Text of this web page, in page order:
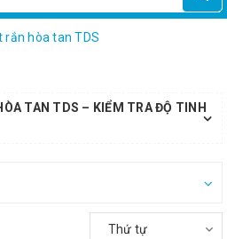
rắn hòa tan TDS
TAN TDS – KIỂM TRA ĐỘ TINH
Thứ tự